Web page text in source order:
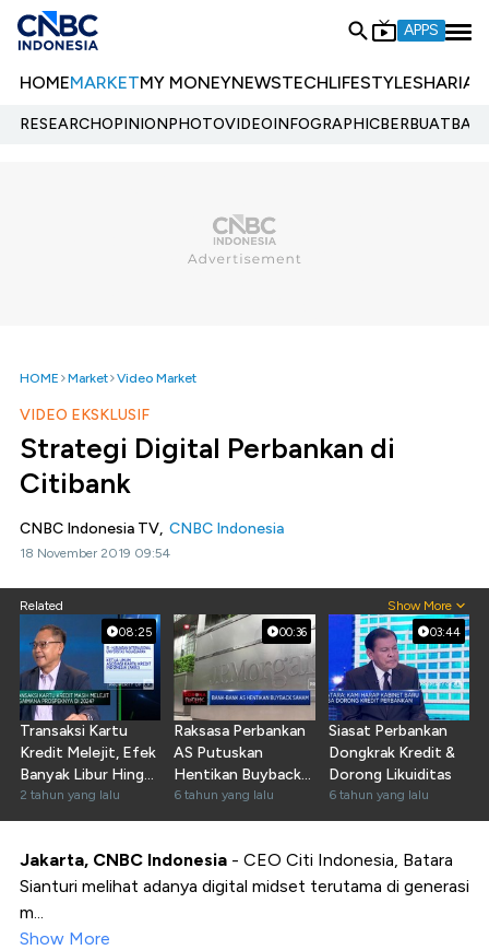
APPS
HOMEMARKETMY MONEYNEWSTECHLIFESTYLESHARIA
RESEARCHOPINIONPHOTOVIDEOINFOGRAPHIC
HOME Market Video Market
VIDEO EKSKLUSIF
Strategi Digital Perbankan di
Citibank
CNBC Indonesia TV, CNBC Indonesia
18 November 2019 09:54
Related Show More
08:25
Transaksi Kartu
Kredit Melejit, Efek
Banyak Libur Hingga
Banjir Promo?
2 tahun yang lalu
00:36
Raksasa Perbankan
AS Putuskan
Hentikan Buyback
Saham
6 tahun yang lalu
03:44
Siasat Perbankan
Dongkrak Kredit &
Dorong Likuiditas
6 tahun yang lalu
Jakarta, CNBC Indonesia - CEO Citi Indonesia, Batara
Sianturi melihat adanya digital midset terutama di generasi
m...
Show More